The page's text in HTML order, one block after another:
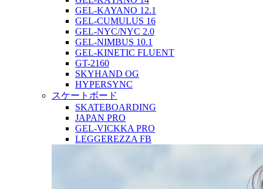
GEL-KAYANO 12.1
GEL-CUMULUS 16
GEL-NYC/NYC 2.0
GEL-NIMBUS 10.1
GEL-KINETIC FLUENT
GT-2160
SKYHAND OG
HYPERSYNC
スケートボード
SKATEBOARDING
JAPAN PRO
GEL-VICKKA PRO
LEGGEREZZA FB